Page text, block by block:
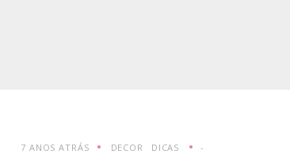
7 ANOS ATRÁS DECOR DICAS -